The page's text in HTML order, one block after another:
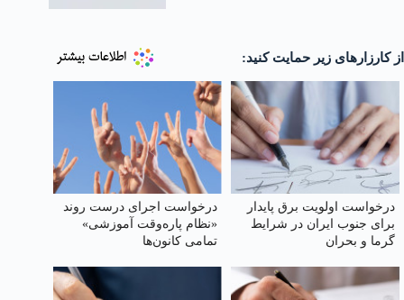
از کارزارهای زیر حمایت کنید:
درخواست اولویت برق پایدار
برای جنوب ایران در شرایط
گرما و بحران
درخواست اجرای درست روند
«نظام پاره‌وقت آموزشی»
تمامی کانون‌ها